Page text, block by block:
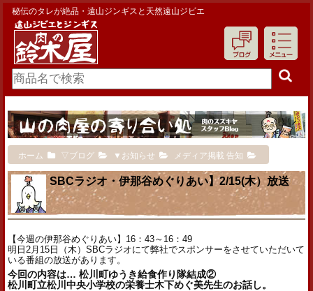
秘伝のタレが絶品・遠山ジンギスと天然遠山ジビエ
ホーム ▽ブログ ▼お知らせ メディア掲載 告知
SBCラジオ・伊那谷めぐりあい】2/15(木）放送
【今週の伊那谷めぐりあい】16：43～16：49
明日2月15日（木）SBCラジオにて弊社でスポンサーをさせていただいて
いる番組の放送があります。
今回の内容は… 松川町ゆうき給食作り隊結成②
松川町立松川中央小学校の栄養士木下めぐ美先生のお話し。